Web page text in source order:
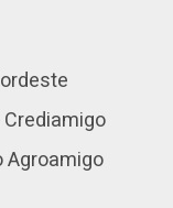
Agroamigo